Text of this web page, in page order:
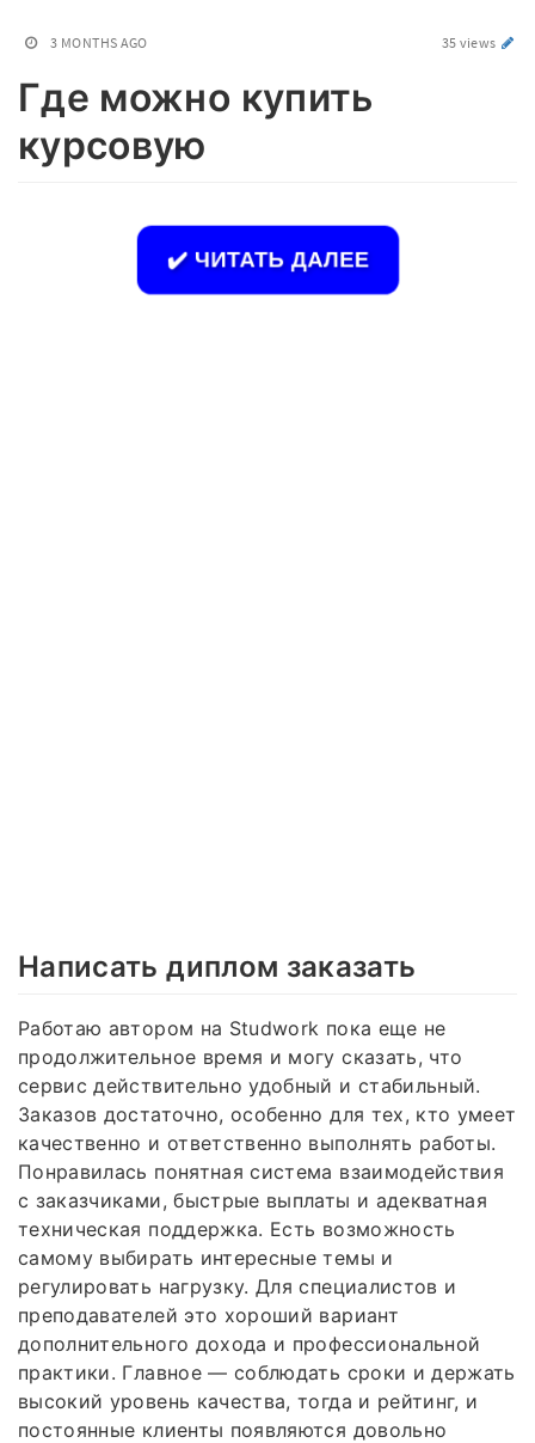
3 MONTHS AGO 35 views
Где можно купить
курсовую
✔️ ЧИТАТЬ ДАЛЕЕ
Написать диплом заказать
Работаю автором на Studwork пока еще не
продолжительное время и могу сказать, что
сервис действительно удобный и стабильный.
Заказов достаточно, особенно для тех, кто умеет
качественно и ответственно выполнять работы.
Понравилась понятная система взаимодействия
с заказчиками, быстрые выплаты и адекватная
техническая поддержка. Есть возможность
самому выбирать интересные темы и
регулировать нагрузку. Для специалистов и
преподавателей это хороший вариант
дополнительного дохода и профессиональной
практики. Главное — соблюдать сроки и держать
высокий уровень качества, тогда и рейтинг, и
постоянные клиенты появляются довольно